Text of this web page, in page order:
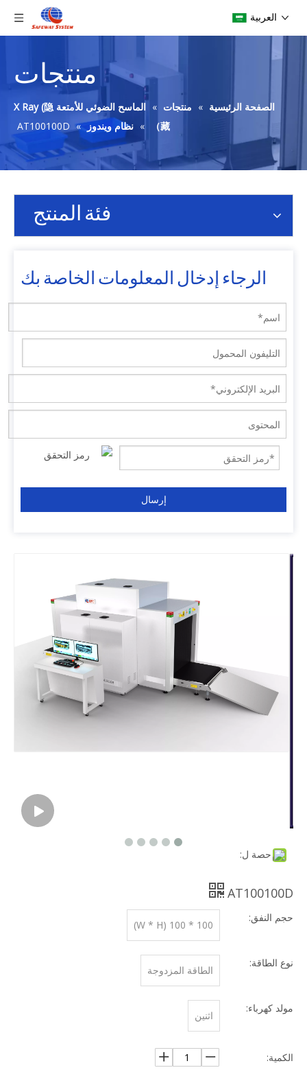
العربية
منتجات
الصفحة الرئيسية » منتجات »
الماسح الضوئي للأمتعة X Ray (隐
藏）
» نظام ويندوز »
AT100100D
فئة المنتج
الرجاء إدخال المعلومات الخاصة بك
إرسال
حصة ل:
AT100100D
حجم النفق:
100 * 100 (W * H)
نوع الطاقة:
الطاقة المزدوجة
مولد كهرباء:
اثنين
الكمية: